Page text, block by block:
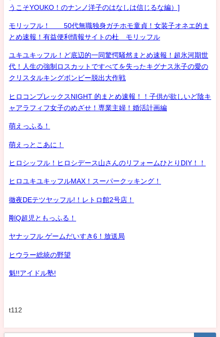
うこそYOUKO！のナンノ洋子のはなしは信じるな編）]
モリッフル！ 50代無職独身ガチホモ童貞！女装子オネエ的ま
とめ速報！有益便利情報サイトの杜 モリッフル
ユキユキッフル！ど底辺的一同驚愕騒然まとめ速報！超氷河期世
代！人生の強制ロスカットですべてを失ったキグナス氷子の愛の
クリスタルキングボンビー脱出大作戦
ヒロコンプレックスNIGHT 的まとめ速報！！子供が欲しいど陰キ
ャアラフィフ女子のめざせ！専業主婦！婚活計画編
萌えっふる！
萌えっとこあに！
ヒロシッフル！ヒロシデース山さんのリフォームひとりDIY！！
ヒロユキユキッフルMAX！スーパークッキング！
徹夜DEテツヤッフル!！レトロ館2号店！
剛Q超児ともっふる！
ヤナッフル ゲームだいすき6！放送局
ヒウラー総統の野望
魁!!アイドル塾!
t112